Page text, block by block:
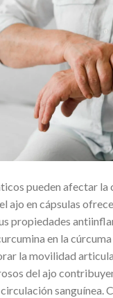
pueden afectar la
ajo en cápsulas
propiedades
en la
la movilidad
del ajo
sanguínea.